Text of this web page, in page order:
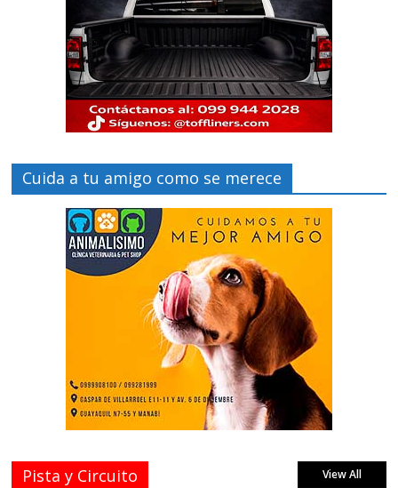
Cuida a tu amigo como se merece
Pista y Circuito View All